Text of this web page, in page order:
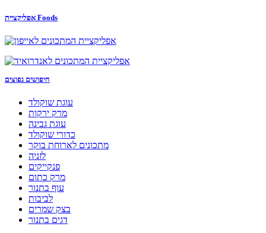
אפליקציית Foods
חיפושים נפוצים
עוגת שוקולד
מרק ירקות
עוגת גבינה
כדורי שוקולד
מתכונים לארוחת בוקר
לזניה
פנקייקים
מרק כתום
עוף בתנור
לביבות
בצק שמרים
דגים בתנור